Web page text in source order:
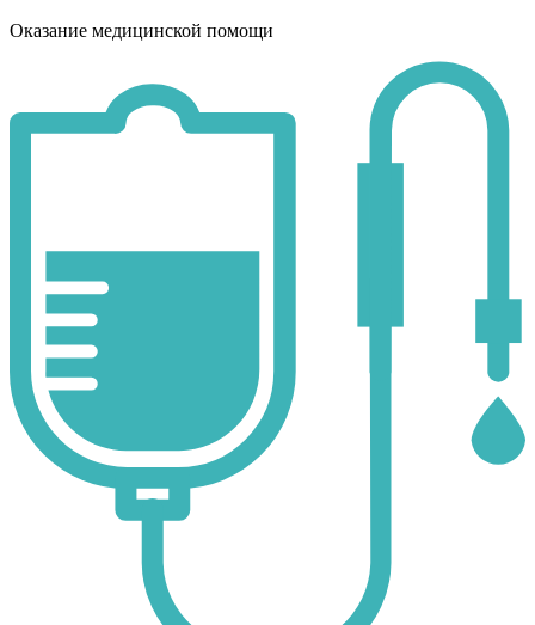
Оказание медицинской помощи